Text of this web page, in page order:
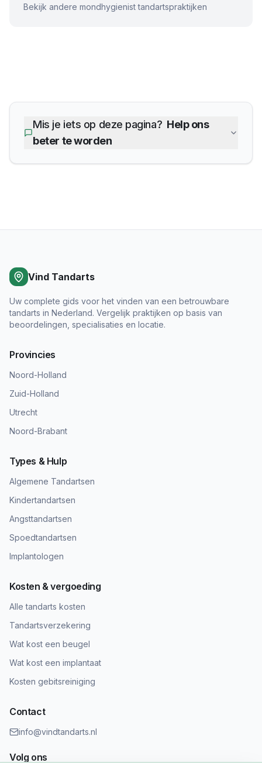
Bekijk andere mondhygienisttandartspraktijken
Mis je iets op deze pagina? Help ons
beter te worden
Vind Tandarts
Uw complete gids voor het vinden van een betrouwbare
tandarts in Nederland. Vergelijk praktijken op basis van
beoordelingen, specialisaties en locatie.
Provincies
Noord-Holland
Zuid-Holland
Utrecht
Noord-Brabant
Types & Hulp
Algemene Tandartsen
Kindertandartsen
Angsttandartsen
Spoedtandartsen
Implantologen
Kosten & vergoeding
Alle tandarts kosten
Tandartsverzekering
Wat kost een beugel
Wat kost een implantaat
Kosten gebitsreiniging
Contact
info@vindtandarts.nl
Volg ons